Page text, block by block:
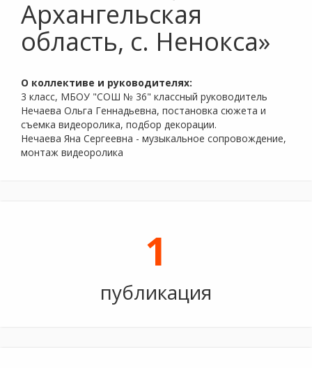
Архангельская
область, с. Ненокса»
О коллективе и руководителях:
3 класс, МБОУ "СОШ № 36" классный руководитель
Нечаева Ольга Геннадьевна, постановка сюжета и
съемка видеоролика, подбор декорации.
Нечаева Яна Сергеевна - музыкальное сопровождение,
монтаж видеоролика
1
публикация